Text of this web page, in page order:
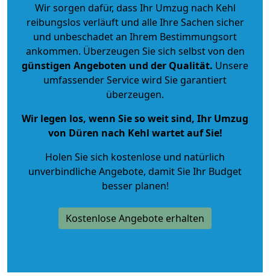
Wir sorgen dafür, dass Ihr Umzug nach Kehl
reibungslos verläuft und alle Ihre Sachen sicher
und unbeschadet an Ihrem Bestimmungsort
ankommen. Überzeugen Sie sich selbst von den
günstigen Angeboten und der Qualität. Unsere
umfassender Service wird Sie garantiert
überzeugen.
Wir legen los, wenn Sie so weit sind, Ihr Umzug
von Düren nach Kehl wartet auf Sie!
Holen Sie sich kostenlose und natürlich
unverbindliche Angebote, damit Sie Ihr Budget
besser planen!
Kostenlose Angebote erhalten